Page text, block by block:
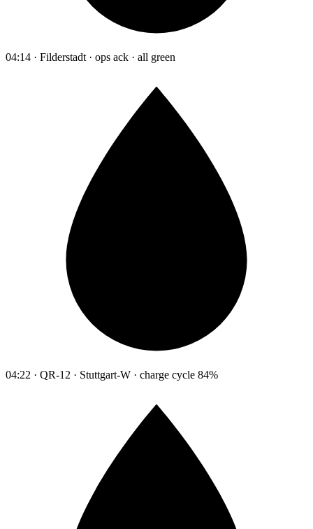
04:14 · Filderstadt · ops ack · all green
04:22 · QR-12 · Stuttgart-W · charge cycle 84%